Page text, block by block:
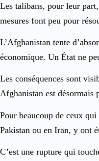
Les talibans, pour leur
mesures font peu pour
L’Afghanistan tente
économique. Un État ne
Les conséquences sont
Afghanistan est
Pour beaucoup de ceux
Pakistan ou en Iran, y ont
C’est une rupture qui